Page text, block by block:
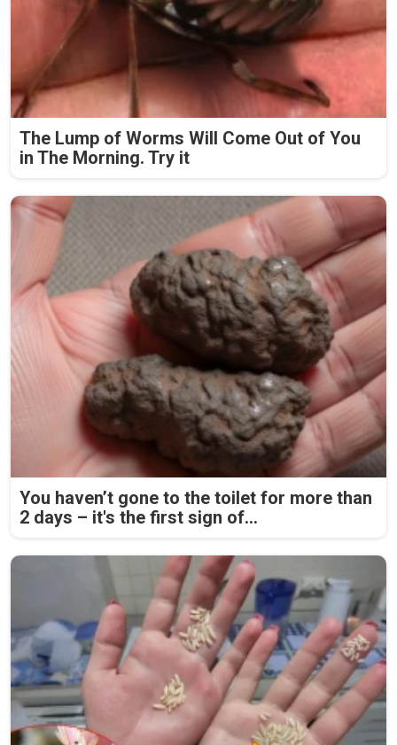
The Lump of Worms Will Come Out of You
in The Morning. Try it
You haven’t gone to the toilet for more than
2 days – it's the first sign of...